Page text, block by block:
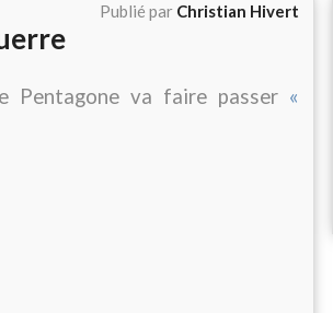
Publié par Christian Hivert
Pentagone va faire passer «